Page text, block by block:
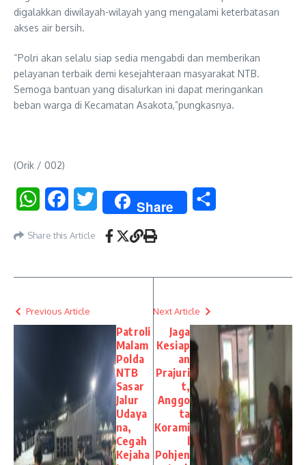
digalakkan diwilayah-wilayah yang mengalami keterbatasan
akses air bersih.
“Polri akan selalu siap sedia mengabdi dan memberikan
pelayanan terbaik demi kesejahteraan masyarakat NTB.
Semoga bantuan yang disalurkan ini dapat meringankan
beban warga di Kecamatan Asakota,”pungkasnya.
(Orik / 002)
WhatsAppFacebookTwitter Share
Share this Article
Previous Article
Patroli
Malam
Polda
NTB
Sasar
Jalur
Udaya
na,
Cegah
Kejaha
Next Article
Jaga
Kesiap
an
Prajuri
t,
Anggo
ta
Korami
l
Pohjen